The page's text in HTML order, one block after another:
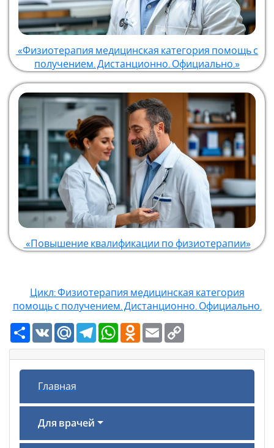
«Физиотерапия медицинская категория помощь с
получением. Дистанционно. Официально.»
«Повышение квалификации по физиотерапии»
Цикл: Физиотерапия медицинская категория
помощь с получением. Дистанционно. Официально.
Ресурс
VK Mail.RuTelegramWhatsAppOdnoklassniki
Email
Главная
Для врачей